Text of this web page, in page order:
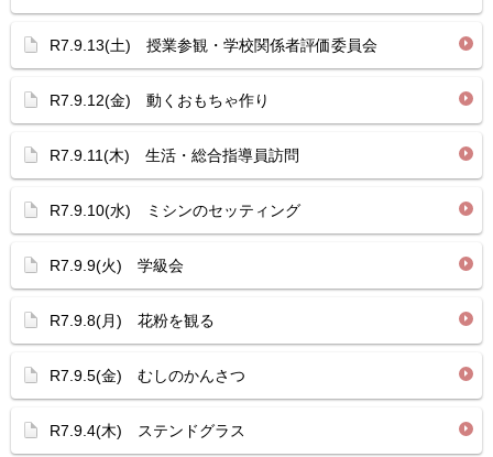
R7.9.13(土) 授業参観・学校関係者評価委員会
R7.9.12(金) 動くおもちゃ作り
R7.9.11(木) 生活・総合指導員訪問
R7.9.10(水) ミシンのセッティング
R7.9.9(火) 学級会
R7.9.8(月) 花粉を観る
R7.9.5(金) むしのかんさつ
R7.9.4(木) ステンドグラス